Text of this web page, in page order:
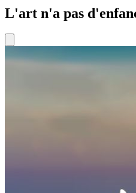
L'art n'a pas